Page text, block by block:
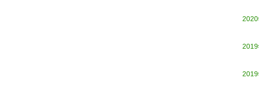
2020
2019
2019